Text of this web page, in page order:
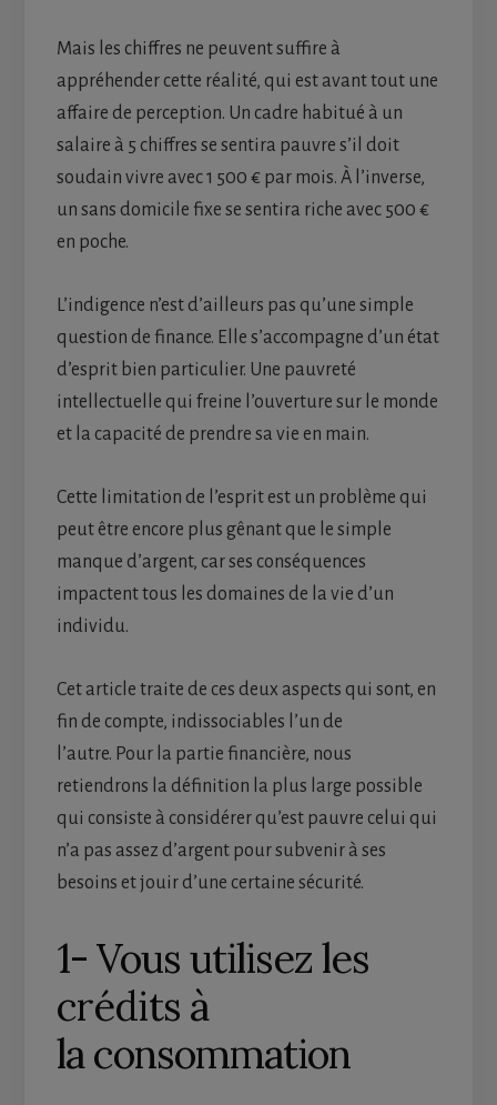
Mais les chiffres ne peuvent suffire à
appréhender cette réalité, qui est avant tout une
affaire de perception. Un cadre habitué à un
salaire à 5 chiffres se sentira pauvre s’il doit
soudain vivre avec 1 500 € par mois. À l’inverse,
un sans domicile fixe se sentira riche avec 500 €
en poche.
L’indigence n’est d’ailleurs pas qu’une simple
question de finance. Elle s’accompagne d’un état
d’esprit bien particulier. Une pauvreté
intellectuelle qui freine l’ouverture sur le monde
et la capacité de prendre sa vie en main.
Cette limitation de l’esprit est un problème qui
peut être encore plus gênant que le simple
manque d’argent, car ses conséquences
impactent tous les domaines de la vie d’un
individu.
Cet article traite de ces deux aspects qui sont, en
fin de compte, indissociables l’un de
l’autre. Pour la partie financière, nous
retiendrons la définition la plus large possible
qui consiste à considérer qu’est pauvre celui qui
n’a pas assez d’argent pour subvenir à ses
besoins et jouir d’une certaine sécurité.
1- Vous utilisez les
crédits à
la consommation